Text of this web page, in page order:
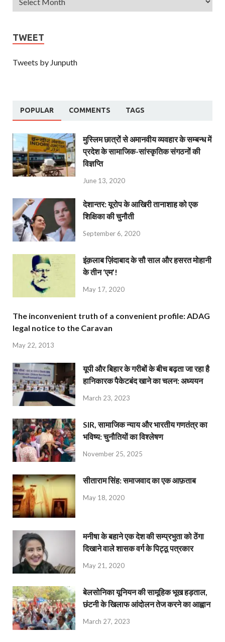
TWEET
Tweets by Junputh
POPULAR COMMENTS TAGS
मुस्लिम छात्रों से अमानवीय व्यवहार के सम्बन्ध में
प्रदेश के सामाजिक-सांस्कृतिक संगठनों की
विज्ञप्ति
June 13, 2020
देशान्‍तर: यूरोप के आखिरी तानाशाह को एक
शिक्षिका की चुनौती
September 6, 2020
इंक़लाब ज़िंदाबाद के सौ साल और हसरत मोहानी
के तीन ‘एम’!
May 17, 2020
The inconvenient truth of a convenient profile: ADAG
legal notice to the Caravan
May 22, 2013
यूपी और बिहार के गरीबों के बीच बढ़ता जा रहा है
हानिकारक पैकेटबंद खाने का चलन: अध्ययन
March 23, 2023
SIR, सामाजिक न्याय और भारतीय गणतंत्र का
भविष्य: चुनौतियों का विश्लेषण
November 25, 2025
सीताराम सिंह: समाजवाद का एक आफ़ताब
May 18, 2020
मनीषा के बहाने एक देश की सम्प्रभुता को ठेंगा
दिखाने वाले शासक वर्ग के पिट्ठू पत्रकार
May 21, 2020
बेलसोनिका यूनियन की सामूहिक भूख हड़ताल,
छंटनी के खिलाफ आंदोलन तेज करने का आह्वान
March 27, 2023